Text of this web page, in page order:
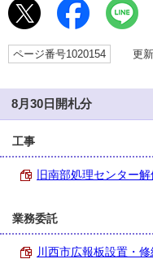
ページ番号1020154 更新
8月30日開札分
工事
旧南部処理センター
業務委託
川西市広報板設置・